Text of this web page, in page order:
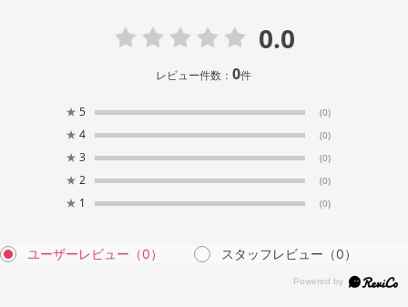
0.0
レビュー件数：0件
★ 5 (0)
★ 4 (0)
★ 3 (0)
★ 2 (0)
★ 1 (0)
ユーザーレビュー （0） スタッフレビュー （0）